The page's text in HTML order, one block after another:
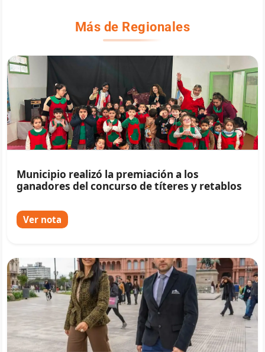
Más de Regionales
Municipio realizó la premiación a los
ganadores del concurso de títeres y retablos
Ver nota